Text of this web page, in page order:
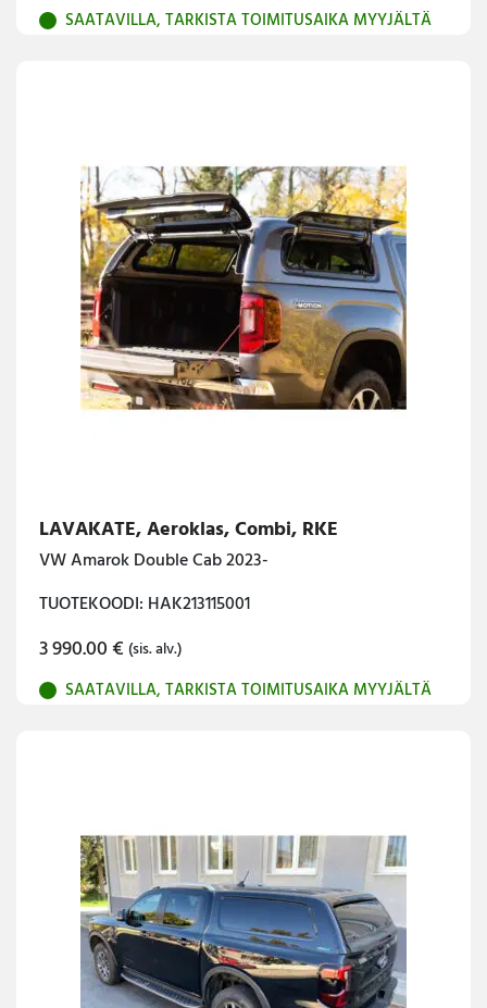
SAATAVILLA, TARKISTA TOIMITUSAIKA MYYJÄLTÄ
LAVAKATE, Aeroklas, Combi, RKE
VW Amarok Double Cab 2023-
TUOTEKOODI: HAK213115001
3 990.00€ (sis. alv.)
SAATAVILLA, TARKISTA TOIMITUSAIKA MYYJÄLTÄ